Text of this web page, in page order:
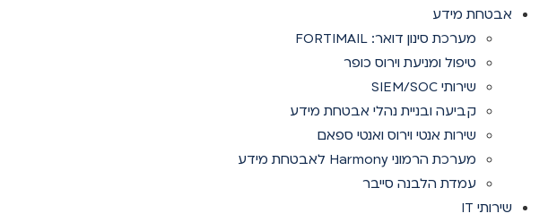
אבטחת מידע
מערכת סינון דואר: FORTIMAIL
טיפול ומניעת וירוס כופר
שירותי SIEM/SOC
קביעה ובניית נהלי אבטחת מידע
שירות אנטי וירוס ואנטי ספאם
מערכת הרמוני Harmony לאבטחת מידע
עמדת הלבנה סייבר
שירותי IT